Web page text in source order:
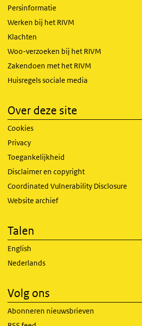
Persinformatie
Werken bij het RIVM
Klachten
Woo-verzoeken bij het RIVM
Zakendoen met het RIVM
Huisregels sociale media
Over deze site
Cookies
Privacy
Toegankelijkheid
Disclaimer en copyright
Coordinated Vulnerability Disclosure
Website archief
Talen
English
Nederlands
Volg ons
Abonneren nieuwsbrieven